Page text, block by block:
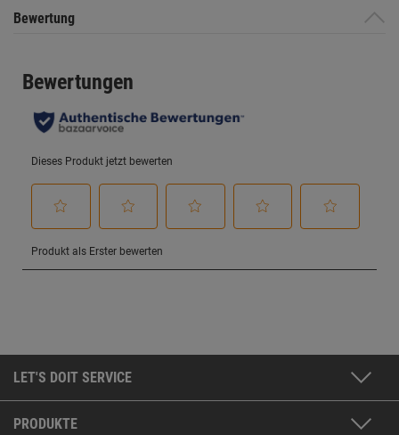
Bewertung
LET'S DOIT SERVICE
PRODUKTE